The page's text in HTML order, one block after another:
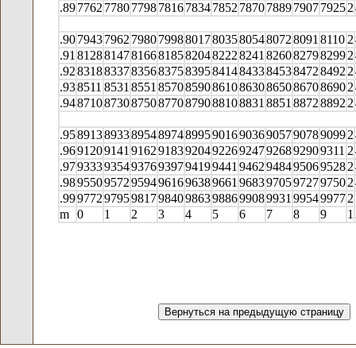
.897762 77807798781678347852 78707889790779252
.9079437962 7980799880178035805480728091 8110 2
.91 8128814781668185820482228241 8260827982992
.928318833783568375839584148433845384728492 2
.938511 8531 8551 85708590861086308650867086902
.948710873087508770879088108831 8851 88728892 2
.9589138933895489748995901690369057907890992
.9691209141 91629183920492269247926892909311 2
.97933393549376939794199441 94629484950695282
.98955095729594961696389661 96839705972797502
.9997729795981798409863988699089931 995499772
m 0 1 2 3 4 5 6 7 8 9 1